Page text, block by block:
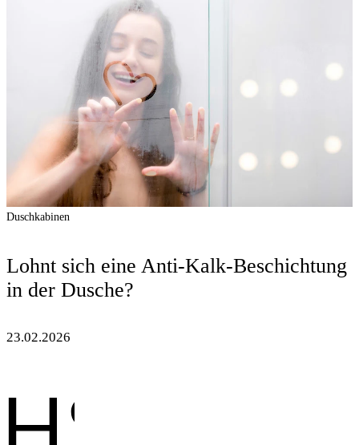
Duschkabinen
Lohnt sich eine Anti-Kalk-Beschichtung
in der Dusche?
23.02.2026